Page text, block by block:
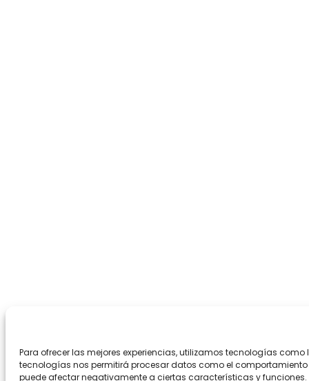
Para ofrecer las mejores experiencias, utilizamos tecnologías
tecnologías nos permitirá procesar datos como el
puede afectar negativamente a ciertas características y funciones.